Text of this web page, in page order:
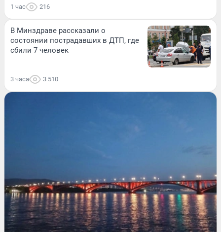
1 час 216
В Минздраве рассказали о
состоянии пострадавших в ДТП, где
сбили 7 человек
3 часа 3 510